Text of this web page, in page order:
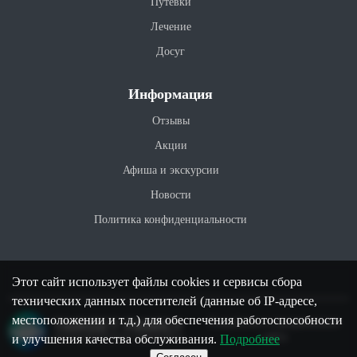
Лечение
Досуг
Информация
Отзывы
Акции
Афиша и экскурсии
Новости
Политика конфиденциальности
Разработка и продвижение
сайта
Этот сайт использует файлы cookies и сервисы сбора
технических данных посетителей (данные об IP-адресе,
местоположении и т.д.) для обеспечения работоспособности
и улучшения качества обслуживания. Подробнее